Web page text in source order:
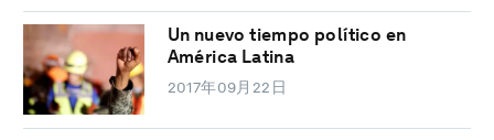
Un nuevo tiempo político en
América Latina
2017年09月22日